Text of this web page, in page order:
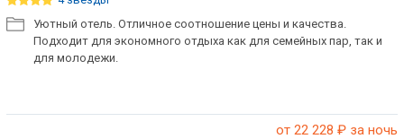
Уютный отель. Отличное соотношение цены и качества.
Подходит для экономного отдыха как для семейных пар, так и
для молодежи.
от 22 228 ₽ за ночь
Сетевые отели Турции
Сетевые отели Египта